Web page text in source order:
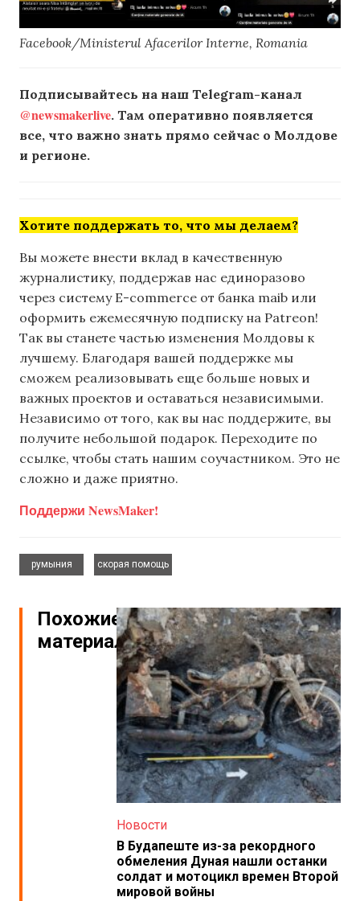
Facebook/Ministerul Afacerilor Interne, Romania
Подписывайтесь на наш Telegram-канал
@newsmakerlive. Там оперативно появляется
все, что важно знать прямо сейчас о Молдове
и регионе.
Хотите поддержать то, что мы делаем?
Вы можете внести вклад в качественную
журналистику, поддержав нас единоразово
через систему E-commerce от банка maib или
оформить ежемесячную подписку на Patreon!
Так вы станете частью изменения Молдовы к
лучшему. Благодаря вашей поддержке мы
сможем реализовывать еще больше новых и
важных проектов и оставаться независимыми.
Независимо от того, как вы нас поддержите, вы
получите небольшой подарок. Переходите по
ссылке, чтобы стать нашим соучастником. Это не
сложно и даже приятно.
Поддержи NewsMaker!
румыния
скорая помощь
Похожие
материалы
Новости
В Будапеште из-за рекордного
обмеления Дуная нашли останки
солдат и мотоцикл времен Второй
мировой войны